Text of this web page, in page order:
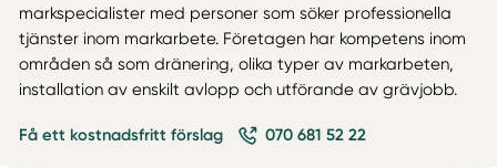
markspecialister med personer som söker professionella
tjänster inom markarbete. Företagen har kompetens inom
områden så som dränering, olika typer av markarbeten,
installation av enskilt avlopp och utförande av grävjobb.
Få ett kostnadsfritt förslag 070 681 52 22